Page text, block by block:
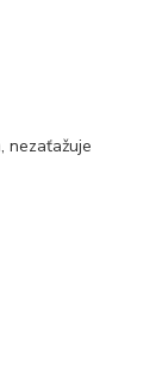
nezaťažuje